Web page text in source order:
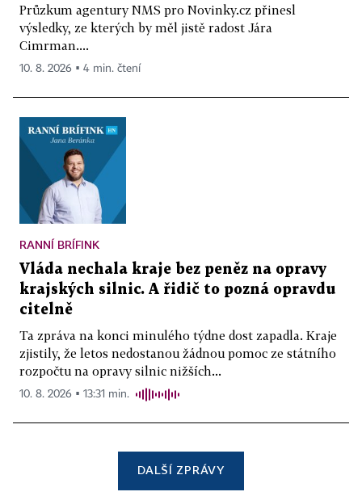
Průzkum agentury NMS pro Novinky.cz přinesl
výsledky, ze kterých by měl jistě radost Jára
Cimrman....
10. 8. 2026 ▪ 4 min. čtení
RANNÍ BRÍFINK
Vláda nechala kraje bez peněz na opravy
krajských silnic. A řidič to pozná opravdu
citelně
Ta zpráva na konci minulého týdne dost zapadla. Kraje
zjistily, že letos nedostanou žádnou pomoc ze státního
rozpočtu na opravy silnic nižších...
10. 8. 2026 ▪ 13:31 min.
DALŠÍ ZPRÁVY